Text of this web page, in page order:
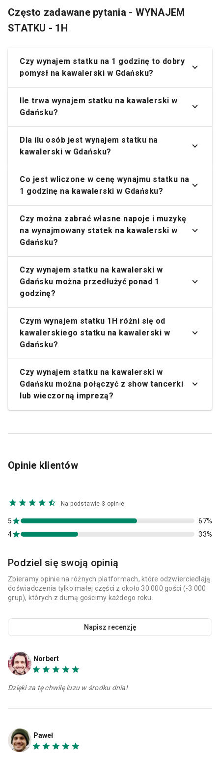
Często zadawane pytania - WYNAJEM
STATKU - 1H
Czy wynajem statku na 1 godzinę to dobry
pomysł na kawalerski w Gdańsku?
Ile trwa wynajem statku na kawalerski w
Gdańsku?
Dla ilu osób jest wynajem statku na
kawalerski w Gdańsku?
Co jest wliczone w cenę wynajmu statku na
1 godzinę na kawalerski w Gdańsku?
Czy można zabrać własne napoje i muzykę
na wynajmowany statek na kawalerski w
Gdańsku?
Czy wynajem statku na kawalerski w
Gdańsku można przedłużyć ponad 1
godzinę?
Czym wynajem statku 1H różni się od
kawalerskiego statku na kawalerski w
Gdańsku?
Czy wynajem statku na kawalerski w
Gdańsku można połączyć z show tancerki
lub wieczorną imprezą?
Opinie klientów
Na podstawie 3 opinie
4 33%
5 67%
Podziel się swoją opinią
Zbieramy opinie na różnych platformach, które odzwierciedlają
doświadczenia tylko małej części z około 30 000 gości (-3 000
grup), których z dumą gościmy każdego roku.
Napisz recenzję
Norbert
Dzięki za tę chwilę luzu w środku dnia!
Paweł